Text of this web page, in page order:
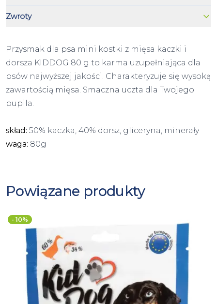
Zwroty
Przysmak dla psa mini kostki z mięsa kaczki i
dorsza KIDDOG 80 g to karma uzupełniająca dla
psów najwyższej jakości. Charakteryzuje się wysoką
zawartością mięsa. Smaczna uczta dla Twojego
pupila.
skład: 50% kaczka, 40% dorsz, gliceryna, minerały
waga: 80g
Powiązane produkty
- 10%